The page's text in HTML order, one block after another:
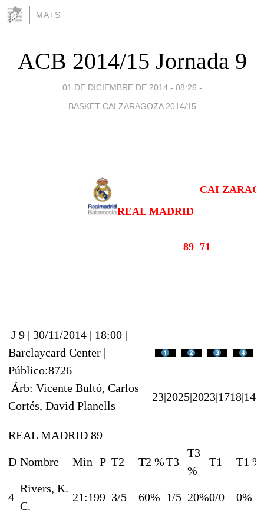
MA+S
ACB 2014/15 Jornada 9
01 DE DICIEMBRE DE 2014 - 08:26 -
BASKET CAI ZARAGOZA 2014/15
REAL MADRID
CAI
89 71
J 9 | 30/11/2014 | 18:00 |
Barclaycard Center |
Público:8726
Árb: Vicente Bultó, Carlos
Cortés, David Planells
23|2025|2023|1718|14
REAL MADRID 89
D Nombre Min P T2 T2 %T3
T3
%
T1 T1 %
4
Rivers, K.
C.
21:199 3/5 60% 1/5 20%0/0 0%